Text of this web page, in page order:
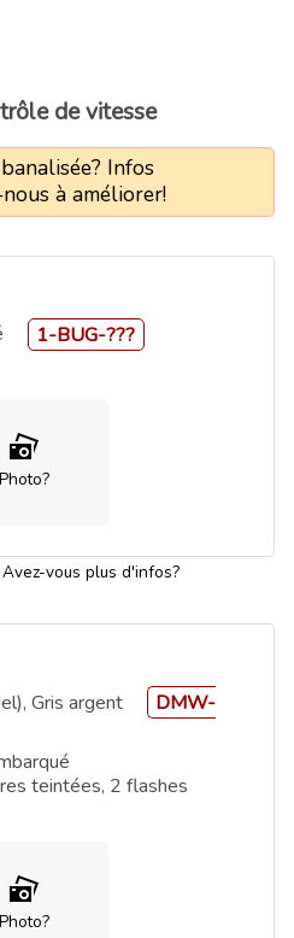
de vitesse
Infos
à améliorer!
1-BUG-???
Photo?
vous plus d'infos?
Gris argent
DMW-
teintées, 2 flashes
Photo?